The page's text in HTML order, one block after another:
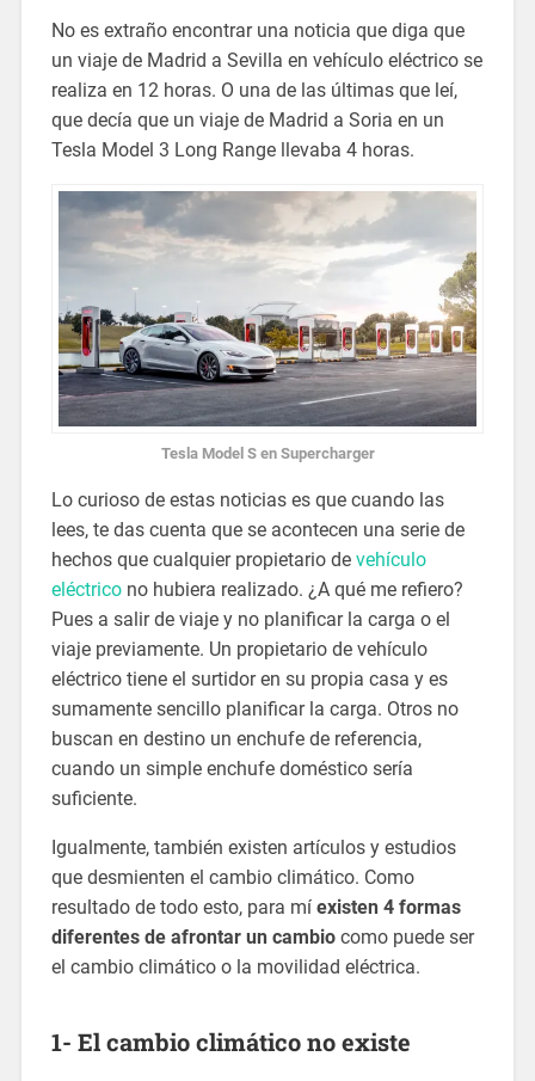
No es extraño encontrar una noticia que diga que
un viaje de Madrid a Sevilla en vehículo eléctrico se
realiza en 12 horas. O una de las últimas que leí,
que decía que un viaje de Madrid a Soria en un
Tesla Model 3 Long Range llevaba 4 horas.
Tesla Model S en Supercharger
Lo curioso de estas noticias es que cuando las
lees, te das cuenta que se acontecen una serie de
hechos que cualquier propietario de vehículo
eléctricono hubiera realizado. ¿A qué me refiero?
Pues a salir de viaje y no planificar la carga o el
viaje previamente. Un propietario de vehículo
eléctrico tiene el surtidor en su propia casa y es
sumamente sencillo planificar la carga. Otros no
buscan en destino un enchufe de referencia,
cuando un simple enchufe doméstico sería
suficiente.
Igualmente, también existen artículos y estudios
que desmienten el cambio climático. Como
resultado de todo esto, para mí existen 4 formas
diferentes de afrontar un cambiocomo puede ser
el cambio climático o la movilidad eléctrica.
1- El cambio climático no existe